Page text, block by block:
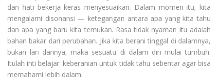
dan hati bekerja keras menyesuaikan. Dalam momen itu, kita
mengalami disonansi — ketegangan antara apa yang kita tahu
dan apa yang baru kita temukan. Rasa tidak nyaman itu adalah
bahan bakar dari perubahan. Jika kita berani tinggal di dalamnya,
bukan lari darinya, maka sesuatu di dalam diri mulai tumbuh.
Itulah inti belajar: keberanian untuk tidak tahu sebentar agar bisa
memahami lebih dalam.